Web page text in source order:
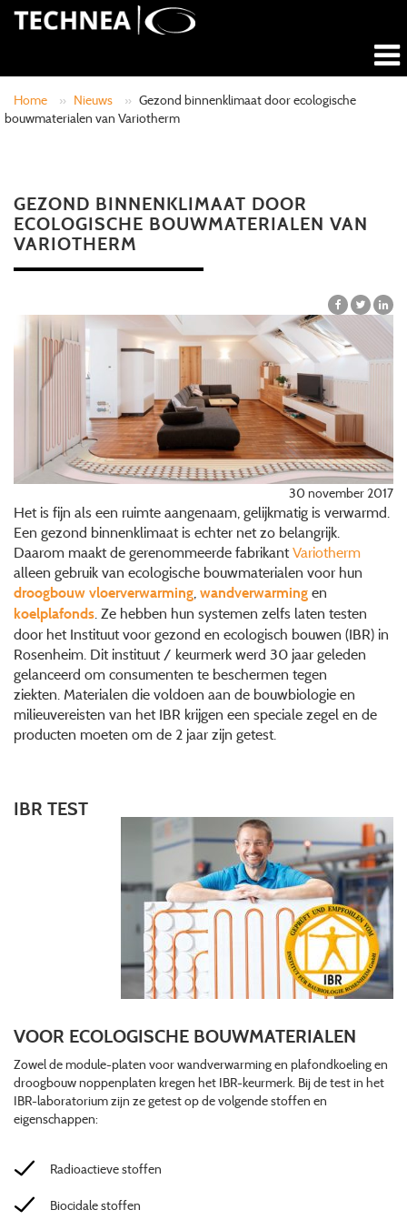
Home » Nieuws » Gezond binnenklimaat door ecologische
bouwmaterialen van Variotherm
GEZOND BINNENKLIMAAT DOOR
ECOLOGISCHE BOUWMATERIALEN VAN
VARIOTHERM
30 november 2017
Het is fijn als een ruimte aangenaam, gelijkmatig is verwarmd.
Een gezond binnenklimaat is echter net zo belangrijk.
Daarom maakt de gerenommeerde fabrikantVariotherm
alleen gebruik van ecologische bouwmaterialen voor hun
droogbouw vloerverwarming, wandverwarming en
koelplafonds. Ze hebben hun systemen zelfs laten testen
door het Instituut voor gezond en ecologisch bouwen (IBR) in
Rosenheim. Dit instituut / keurmerk werd 30 jaar geleden
gelanceerd om consumenten te beschermen tegen
ziekten. Materialen die voldoen aan de bouwbiologie en
milieuvereisten van het IBR krijgen een speciale zegel en de
producten moeten om de 2 jaar zijn getest.
IBR TEST
VOOR ECOLOGISCHE BOUWMATERIALEN
Zowel de module-platen voor wandverwarming en plafondkoeling en
droogbouw noppenplaten kregen het IBR-keurmerk. Bij de test in het
IBR-laboratorium zijn ze getest op de volgende stoffen en
eigenschappen:
Radioactieve stoffen
Biocidale stoffen